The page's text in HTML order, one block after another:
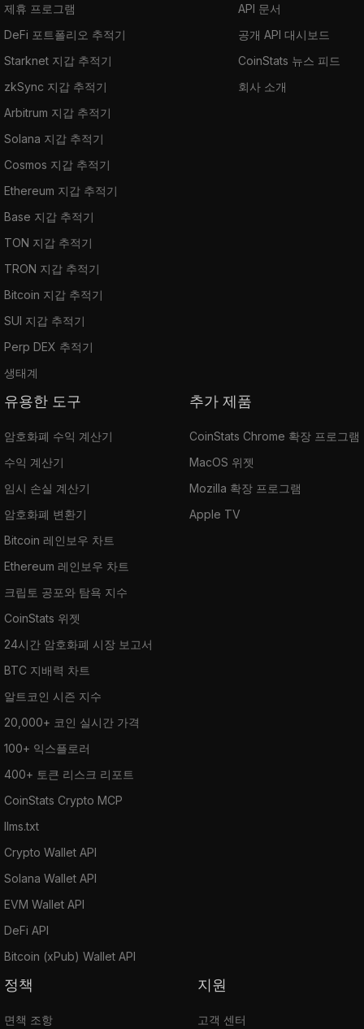
제휴 프로그램
DeFi 포트폴리오 추적기
Starknet 지갑 추적기
zkSync 지갑 추적기
Arbitrum 지갑 추적기
Solana 지갑 추적기
Cosmos 지갑 추적기
Ethereum 지갑 추적기
Base 지갑 추적기
TON 지갑 추적기
TRON 지갑 추적기
Bitcoin 지갑 추적기
SUI 지갑 추적기
Perp DEX 추적기
생태계
API 문서
공개 API 대시보드
CoinStats 뉴스 피드
회사 소개
유용한 도구
암호화폐 수익 계산기
수익 계산기
임시 손실 계산기
암호화폐 변환기
Bitcoin 레인보우 차트
Ethereum 레인보우 차트
크립토 공포와 탐욕 지수
CoinStats 위젯
24시간 암호화폐 시장 보고서
BTC 지배력 차트
알트코인 시즌 지수
20,000+ 코인 실시간 가격
100+ 익스플로러
400+ 토큰 리스크 리포트
CoinStats Crypto MCP
llms.txt
Crypto Wallet API
Solana Wallet API
EVM Wallet API
DeFi API
Bitcoin (xPub) Wallet API
추가 제품
CoinStats Chrome 확장 프로그램
MacOS 위젯
Mozilla 확장 프로그램
Apple TV
정책
면책 조항
지원
고객 센터